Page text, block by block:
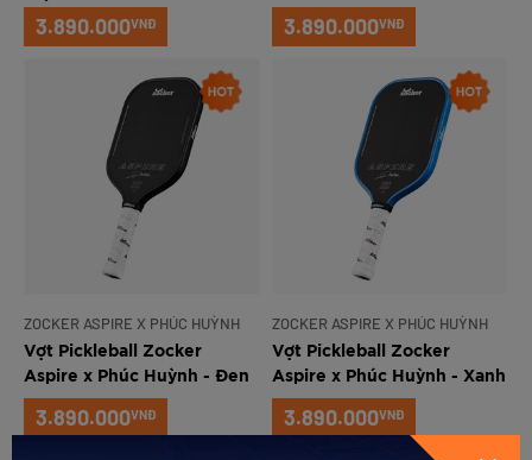
Trắng
3.890.000VNĐ 3.890.000VNĐ
ZOCKER ASPIRE X PHÚC HUỲNH
Vợt Pickleball Zocker
Aspire x Phúc Huỳnh - Đen
3.890.000VNĐ
ZOCKER ASPIRE X PHÚC HUỲNH
Vợt Pickleball Zocker
Aspire x Phúc Huỳnh - Xanh
3.890.000VNĐ
GỬI THÔNG TIN ĐỂ ZOCKER TƯ
VẤN CHO BẠN